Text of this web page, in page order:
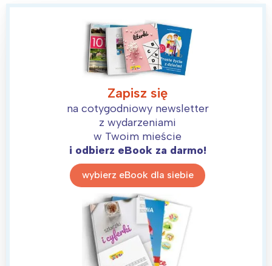
Zapisz się
na cotygodniowy newsletter
z wydarzeniami
w Twoim mieście
i odbierz eBook za darmo!
wybierz eBook dla siebie